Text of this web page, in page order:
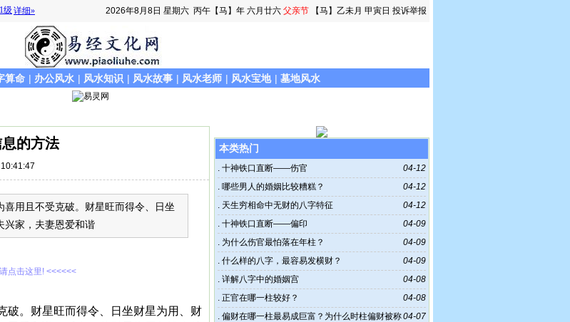
2026年8月8日 星期六 丙午【马】年 六月廿六 父亲节 【马】乙未月 甲寅日 投诉举报
算命 | 办公风水 | 风水知识 | 风水故事 | 风水老师 | 风水宝地 | 墓地风水
的方法
用且不受克破。财星旺而得令、日坐
兴家，夫妻恩爱和谐
点击这里! <<<<<<
破。财星旺而得令、日坐财星为用、财
本类热门
04-12
. 十神铁口直断——伤官
04-12
. 哪些男人的婚姻比较糟糕？
04-12
. 天生穷相命中无财的八字特征
04-09
. 十神铁口直断——偏印
04-09
. 为什么伤官最怕落在年柱？
04-09
. 什么样的八字，最容易发横财？
04-08
. 详解八字中的婚姻宫
04-08
. 正官在哪一柱较好？
04-07
. 偏财在哪一柱最易成巨富？为什么时柱偏财被称